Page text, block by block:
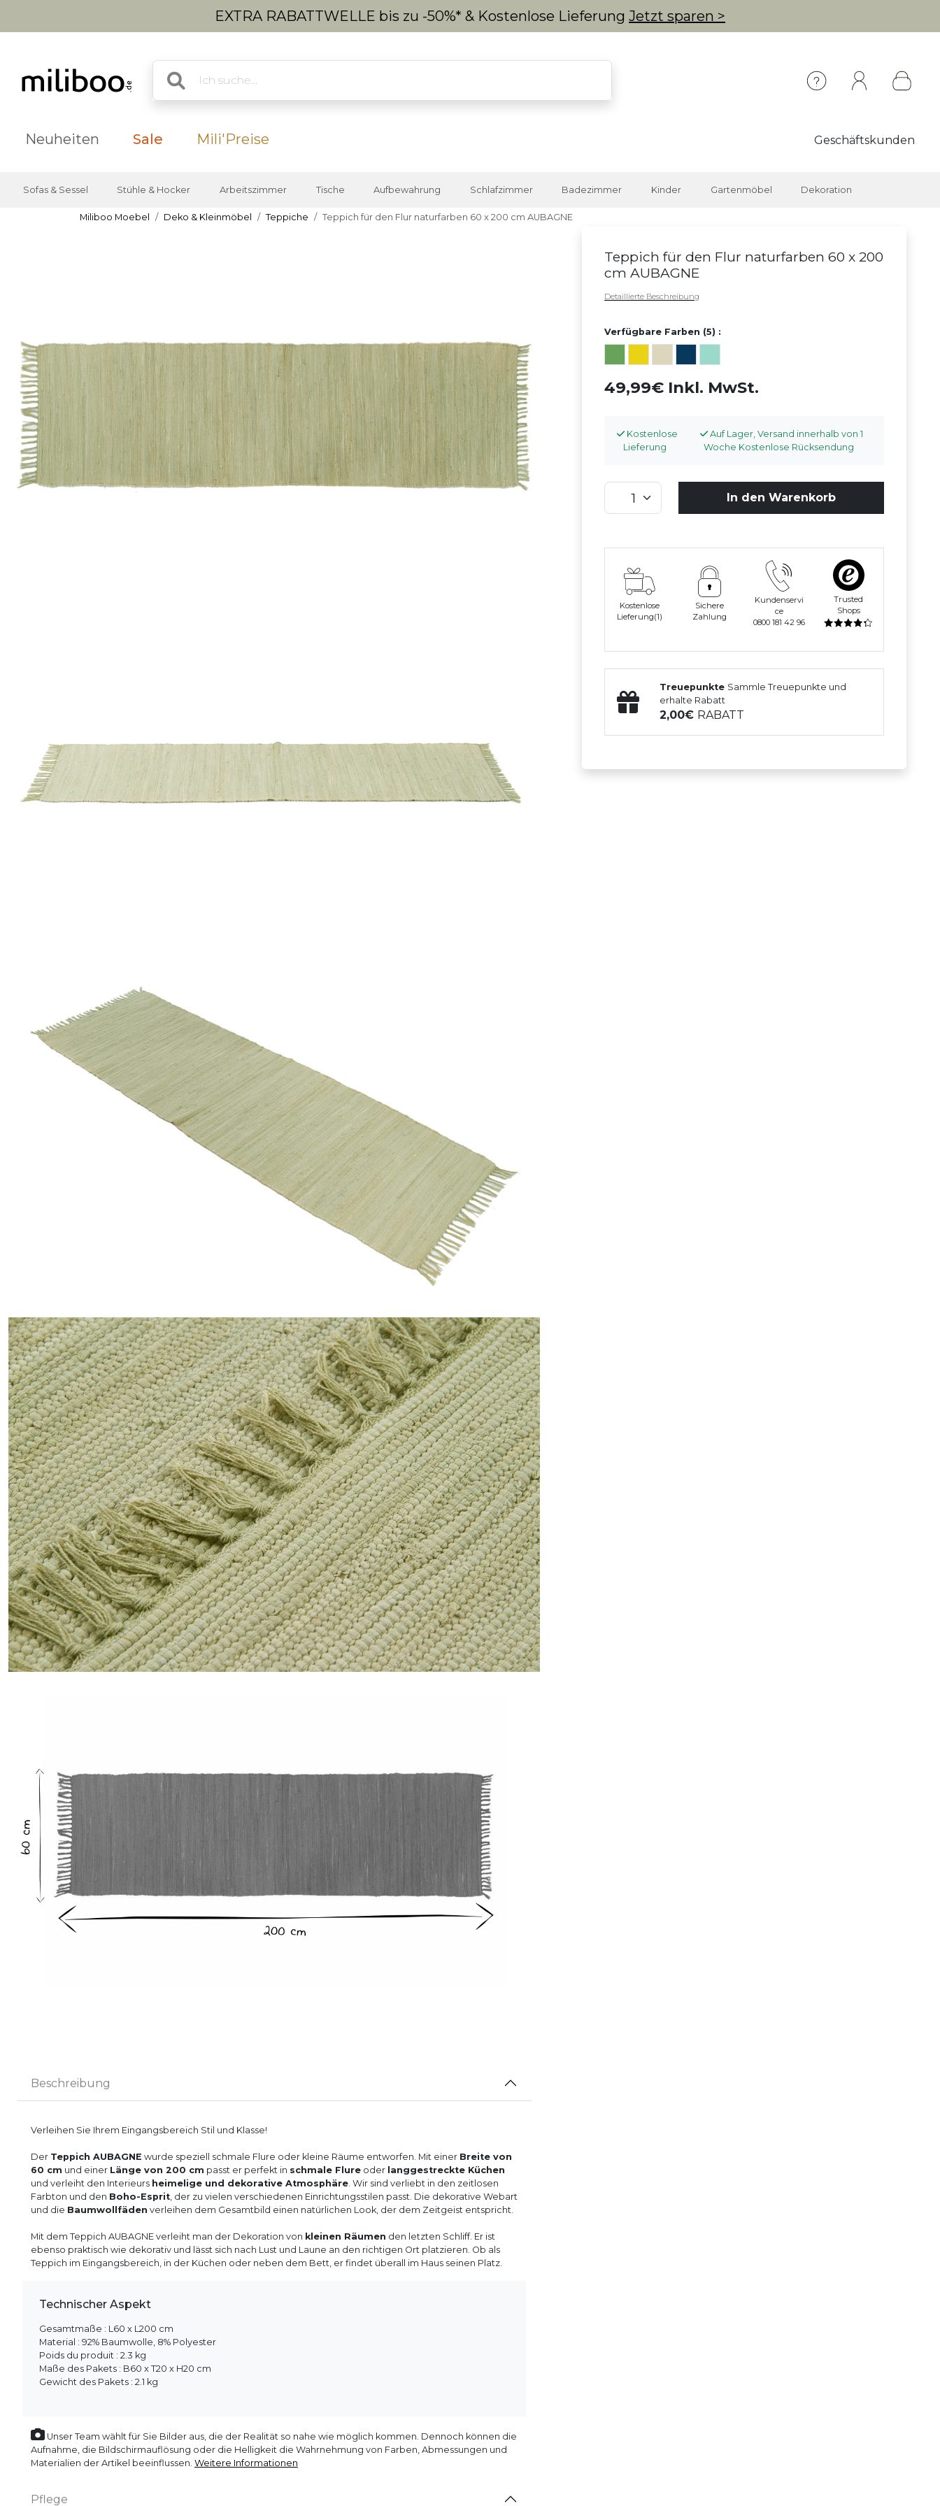
EXTRA RABATTWELLE bis zu -50%* & Kostenlose Lieferung Jetzt sparen >
Neuheiten Sale Mili'Preise Geschäftskunden
Sofas & Sessel Stühle & Hocker Arbeitszimmer Tische Aufbewahrung Schlafzimmer Badezimmer Kinder Gartenmöbel Dekoration
Miliboo Moebel Deko & Kleinmöbel Teppiche Teppich für den Flur naturfarben 60 x 200 cm AUBAGNE
Teppich für den Flur naturfarben 60 x 200
cm AUBAGNE
Detaillierte Beschreibung
Verfügbare Farben (5) :
49,99€ Inkl. MwSt.
Kostenlose
Lieferung
Auf Lager, Versand innerhalb von 1
Woche Kostenlose Rücksendung
In den Warenkorb
Kostenlose
Lieferung(1)
Sichere
Zahlung
Kundenservi
ce
0800 181 42 96
Trusted
Shops
Treuepunkte Sammle Treuepunkte und
erhalte Rabatt
2,00 RABATT
Beschreibung
Verleihen Sie Ihrem Eingangsbereich Stil und Klasse!
Der Teppich AUBAGNE wurde speziell schmale Flure oder kleine Räume entworfen. Mit einer Breite von
60 cm und einer Länge von 200 cm passt er perfekt in schmale Flure oder langgestreckte Küchen
und verleiht den Interieurs heimelige und dekorative Atmosphäre. Wir sind verliebt in den zeitlosen
Farbton und den Boho-Esprit, der zu vielen verschiedenen Einrichtungsstilen passt. Die dekorative Webart
und die Baumwollfäden verleihen dem Gesamtbild einen natürlichen Look, der dem Zeitgeist entspricht.
Mit dem Teppich AUBAGNE verleiht man der Dekoration von kleinen Räumen den letzten Schliff. Er ist
ebenso praktisch wie dekorativ und lässt sich nach Lust und Laune an den richtigen Ort platzieren. Ob als
Teppich im Eingangsbereich, in der Küchen oder neben dem Bett, er findet überall im Haus seinen Platz.
Technischer Aspekt
Gesamtmaße : L60 x L200 cm
Material : 92% Baumwolle, 8% Polyester
Poids du produit : 2.3 kg
Maße des Pakets : B60 x T20 x H20 cm
Gewicht des Pakets : 2.1 kg
Unser Team wählt für Sie Bilder aus, die der Realität so nahe wie möglich kommen. Dennoch können die
Aufnahme, die Bildschirmauflösung oder die Helligkeit die Wahrnehmung von Farben, Abmessungen und
Materialien der Artikel beeinflussen. Weitere Informationen
Pflege